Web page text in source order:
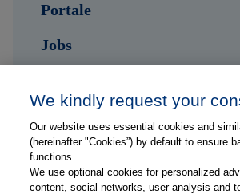
Portale
Jobs
Folge uns auf ...
We kindly request your
Our website uses essential cookies and
(hereinafter "Cookies”) by default to ensure
functions.
We use optional cookies for personalized
content, social networks, user analysis and